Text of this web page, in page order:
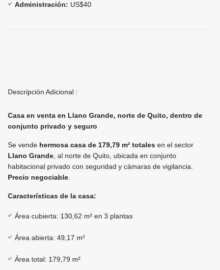
Administración: US$40
Descripción Adicional :
Casa en venta en Llano Grande, norte de Quito, dentro de
conjunto privado y seguro
Se vende hermosa casa de 179,79 m² totales en el sector
Llano Grande , al norte de Quito, ubicada en conjunto
habitacional privado con seguridad y cámaras de vigilancia.
Precio negociable
Características de la casa:
Área cubierta: 130,62 m² en 3 plantas
Área abierta: 49,17 m²
Área total: 179,79 m²